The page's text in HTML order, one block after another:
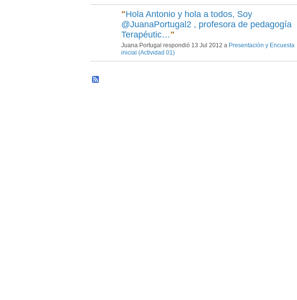
"Hola Antonio y hola a todos, Soy
@JuanaPortugal2 , profesora de pedagogía
Terapéutic…"
Juana Portugal respondió 13 Jul 2012 a Presentación y Encuesta
inicial (Actividad 01)